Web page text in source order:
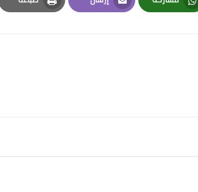
Whatsapp
Email
Print